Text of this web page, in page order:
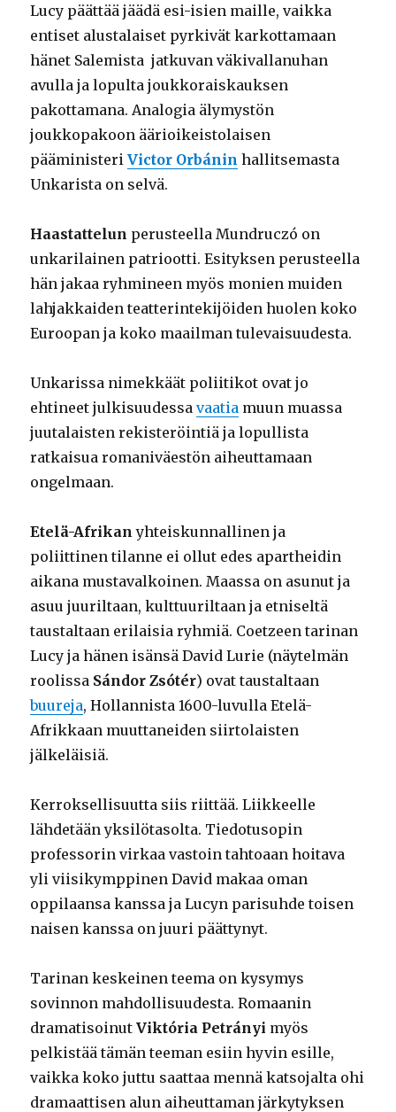
Lucy päättää jäädä esi-isien maille, vaikka
entiset alustalaiset pyrkivät karkottamaan
hänet Salemista jatkuvan väkivallanuhan
avulla ja lopulta joukkoraiskauksen
pakottamana. Analogia älymystön
joukkopakoon äärioikeistolaisen
pääministeriVictor Orbánin hallitsemasta
Unkarista on selvä.
Haastattelun perusteella Mundruczó on
unkarilainen patriootti. Esityksen perusteella
hän jakaa ryhmineen myös monien muiden
lahjakkaiden teatterintekijöiden huolen koko
Euroopan ja koko maailman tulevaisuudesta.
Unkarissa nimekkäät poliitikot ovat jo
ehtineet julkisuudessavaatia muun muassa
juutalaisten rekisteröintiä ja lopullista
ratkaisua romaniväestön aiheuttamaan
ongelmaan.
Etelä-Afrikanyhteiskunnallinen ja
poliittinen tilanne ei ollut edes apartheidin
aikana mustavalkoinen. Maassa on asunut ja
asuu juuriltaan, kulttuuriltaan ja etniseltä
taustaltaan erilaisia ryhmiä. Coetzeen tarinan
Lucy ja hänen isänsä David Lurie (näytelmän
roolissa Sándor Zsótér) ovat taustaltaan
buureja, Hollannista 1600-luvulla Etelä-
Afrikkaan muuttaneiden siirtolaisten
jälkeläisiä.
Kerroksellisuutta siis riittää. Liikkeelle
lähdetään yksilötasolta. Tiedotusopin
professorin virkaa vastoin tahtoaan hoitava
yli viisikymppinen David makaa oman
oppilaansa kanssa ja Lucyn parisuhde toisen
naisen kanssa on juuri päättynyt.
Tarinan keskeinen teema on kysymys
sovinnon mahdollisuudesta. Romaanin
dramatisoinutViktória Petrányi myös
pelkistää tämän teeman esiin hyvin esille,
vaikka koko juttu saattaa mennä katsojalta ohi
dramaattisen alun aiheuttaman järkytyksen